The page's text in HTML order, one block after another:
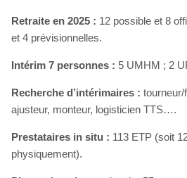
Retraite en 2025 : 12 possible et 8
et 4 prévisionnelles.
Intérim 7 personnes : 5 UMHM ; 2
Recherche d’intérimaires : tourneur/
ajusteur, monteur, logisticien TTS….
Prestataires in situ : 113 ETP (soit
physiquement).